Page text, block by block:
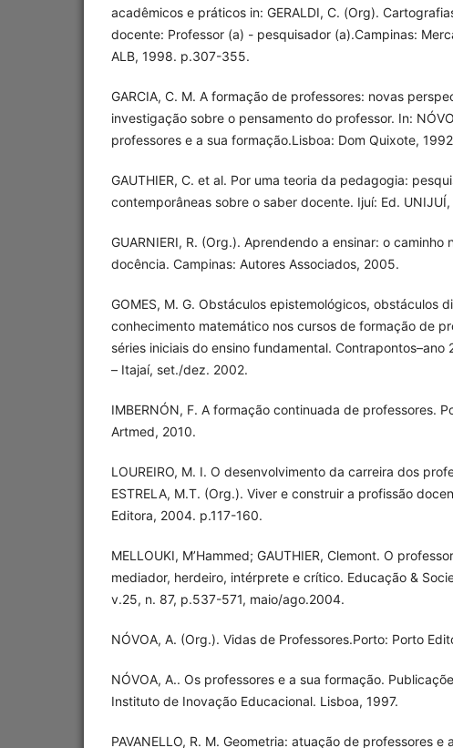
acadêmicos e práticos in: GERALDI, C. (Org).
docente: Professor (a) - pesquisador (a).Campinas:
ALB, 1998. p.307-355.
GARCIA, C. M. A formação de professores: novas
investigação sobre o pensamento do professor. In:
professores e a sua formação.Lisboa: Dom Quixote,
GAUTHIER, C. et al. Por uma teoria da pedagogia:
contemporâneas sobre o saber docente. Ijuí: Ed.
GUARNIERI, R. (Org.). Aprendendo a ensinar: o caminho
docência. Campinas: Autores Associados, 2005.
GOMES, M. G. Obstáculos epistemológicos, obstáculos
conhecimento matemático nos cursos de formação de
séries iniciais do ensino fundamental. Contrapontos–ano
– Itajaí, set./dez. 2002.
IMBERNÓN, F. A formação continuada de professores.
Artmed, 2010.
LOUREIRO, M. I. O desenvolvimento da carreira dos
ESTRELA, M.T. (Org.). Viver e construir a profissão
Editora, 2004. p.117-160.
MELLOUKI, M’Hammed; GAUTHIER, Clemont. O
mediador, herdeiro, intérprete e crítico. Educação &
v.25, n. 87, p.537-571, maio/ago.2004.
NÓVOA, A. (Org.). Vidas de Professores.Porto: Porto
NÓVOA, A.. Os professores e a sua formação.
Instituto de Inovação Educacional. Lisboa, 1997.
PAVANELLO, R. M. Geometria: atuação de professores e